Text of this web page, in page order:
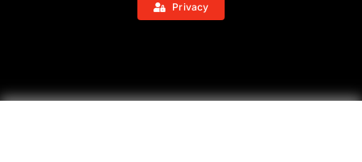
Privacy